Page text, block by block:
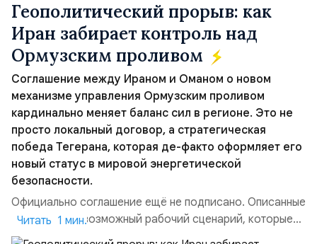
Геополитический прорыв: как
Иран забирает контроль над
Ормузским проливом
Соглашение между Ираном и Оманом о новом
механизме управления Ормузским проливом
кардинально меняет баланс сил в регионе. Это не
просто локальный договор, а стратегическая
победа Тегерана, которая де-факто оформляет его
новый статус в мировой энергетической
безопасности.
Официально соглашение ещё не подписано. Описанные
пункты — это возможный рабочий сценарий, которые
скорее всего будут реализованы.Разбираем ключевые
Читать 1 мин.